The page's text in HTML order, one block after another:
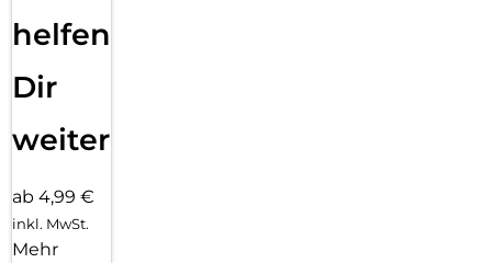
helfen
Dir
weiter
ab 4,99 €
inkl. MwSt.
Mehr